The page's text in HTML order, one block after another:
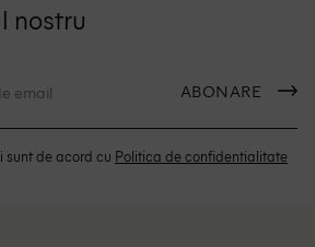
nostru
ABONARE
sunt de acord cu Politica de confidentialitate